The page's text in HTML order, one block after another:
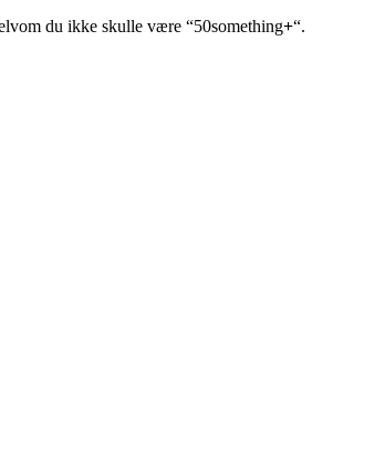
du ikke skulle være “50something+“.